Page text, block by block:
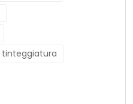
tinteggiatura